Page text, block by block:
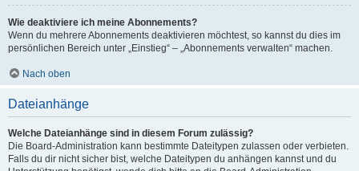
Wie deaktiviere ich meine Abonnements?
Wenn du mehrere Abonnements deaktivieren möchtest, so kannst du dies im
persönlichen Bereich unter „Einstieg“ – „Abonnements verwalten“ machen.
Nach oben
Dateianhänge
Welche Dateianhänge sind in diesem Forum zulässig?
Die Board-Administration kann bestimmte Dateitypen zulassen oder verbieten.
Falls du dir nicht sicher bist, welche Dateitypen du anhängen kannst und du